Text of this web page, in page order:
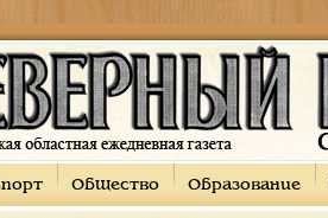
Общество Образование